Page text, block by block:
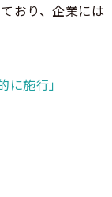
おり、企業には
施行」